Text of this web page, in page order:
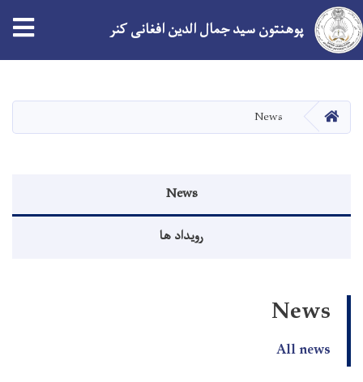
content
پوهنتون سید جمال الدین افغانی کنر
صفحه اصلیNews
News
رویداد ها
News
All news